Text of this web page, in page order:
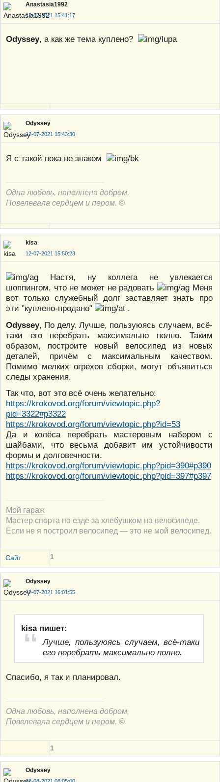
Anastasia1992
12-07-2021 15:41:17
Odyssey, а как же тема куплено?
Odyssey
12-07-2021 15:43:30
Я с такой пока не знаком
Одна любовь, наполнена добром,
Повелевала сердцем и пером. ©
kisa
12-07-2021 15:50:23
Настя, ну коллега не увлекается
шоппингом, что не может не радовать
Меня
вот только служебный долг заставляет знать про
эти "куплено-продано"
.
Odyssey, По делу. Лучше, пользуюясь случаем, всё-
таки его перебрать максимально полно. Таким
образом, построите новый велосипед из новых
деталей, причём с максимальным качеством.
Помимо мелких огрехов сборки, могут объявиться
следы хранения.
Так что, вот это всё очень желательно:
https://krokovod.org/forum/viewtopic.php?
pid=3322#p3322
https://krokovod.org/forum/viewtopic.php?id=53
Да и колёса перебрать мастеровым набором с
шайбами, что весьма добавит им устойчивости
формы и долговечности.
https://krokovod.org/forum/viewtopic.php?pid=390#p390
https://krokovod.org/forum/viewtopic.php?pid=397#p397
Мой гараж
Мастер спорта по езде за хлебушком на велосипеде.
Если не я построил велосипед — это не мой велосипед.
Сайт 1
Odyssey
12-07-2021 16:01:55
kisa пишет:
Лучше, пользуюясь случаем, всё-таки
его перебрать максимально полно.
Спасибо, я так и планировал.
Одна любовь, наполнена добром,
Повелевала сердцем и пером. ©
1
Odyssey
02-08-2021 08:05:00